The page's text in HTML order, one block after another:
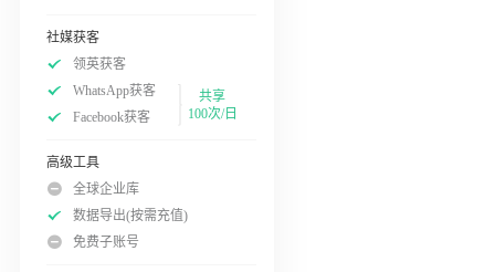
社媒获客
领英获客
WhatsApp获客
Facebook获客
共享
100次/日
高级工具
全球企业库
数据导出(按需充值)
免费子账号